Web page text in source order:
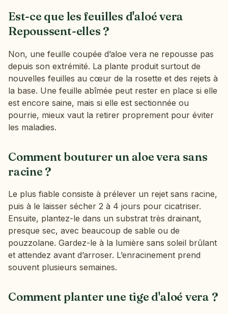
Est-ce que les feuilles d'aloé vera
Repoussent-elles ?
Non, une feuille coupée d’aloe vera ne repousse pas
depuis son extrémité. La plante produit surtout de
nouvelles feuilles au cœur de la rosette et des rejets à
la base. Une feuille abîmée peut rester en place si elle
est encore saine, mais si elle est sectionnée ou
pourrie, mieux vaut la retirer proprement pour éviter
les maladies.
Comment bouturer un aloe vera sans
racine ?
Le plus fiable consiste à prélever un rejet sans racine,
puis à le laisser sécher 2 à 4 jours pour cicatriser.
Ensuite, plantez-le dans un substrat très drainant,
presque sec, avec beaucoup de sable ou de
pouzzolane. Gardez-le à la lumière sans soleil brûlant
et attendez avant d’arroser. L’enracinement prend
souvent plusieurs semaines.
Comment planter une tige d'aloé vera ?